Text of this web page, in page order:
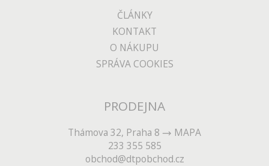
ČLÁNKY
KONTAKT
O NÁKUPU
SPRÁVA COOKIES
PRODEJNA
Thámova 32, Praha 8
MAPA
233 355 585
obchod@dtpobchod.cz